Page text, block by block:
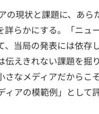
現状と課題に、あら
らかにする。「ニュ
当局の発表には依存
えきれない課題を掘
なメディアだからこ
アの模範例」として